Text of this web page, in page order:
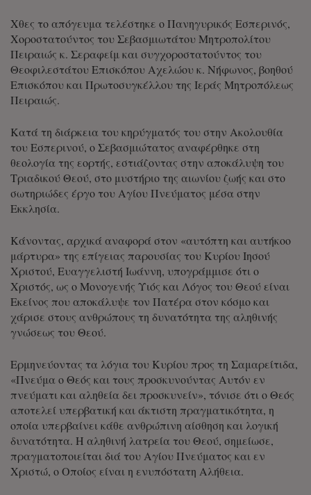
Χθες το απόγευμα τελέστηκε ο Πανηγυρικός Εσπερινός,
Χοροστατούντος του Σεβασμιωτάτου Μητροπολίτου
Πειραιώς κ. Σεραφείμ και συγχοροστατούντος του
Θεοφιλεστάτου Επισκόπου Αχελώου κ. Νήφωνος, βοηθού
Επισκόπου και Πρωτοσυγκέλλου της Ιεράς Μητροπόλεως
Πειραιώς.
Κατά τη διάρκεια του κηρύγματός του στην Ακολουθία
του Εσπερινού, ο Σεβασμιώτατος αναφέρθηκε στη
θεολογία της εορτής, εστιάζοντας στην αποκάλυψη του
Τριαδικού Θεού, στο μυστήριο της αιωνίου ζωής και στο
σωτηριώδες έργο του Αγίου Πνεύματος μέσα στην
Εκκλησία.
Κάνοντας, αρχικά αναφορά στον «αυτόπτη και αυτήκοο
μάρτυρα» της επίγειας παρουσίας του Κυρίου Ιησού
Χριστού, Ευαγγελιστή Ιωάννη, υπογράμμισε ότι ο
Χριστός, ως ο Μονογενής Υιός και Λόγος του Θεού είναι
Εκείνος που αποκάλυψε τον Πατέρα στον κόσμο και
χάρισε στους ανθρώπους τη δυνατότητα της αληθινής
γνώσεως του Θεού.
Ερμηνεύοντας τα λόγια του Κυρίου προς τη Σαμαρείτιδα,
«Πνεύμα ο Θεός και τους προσκυνούντας Αυτόν εν
πνεύματι και αληθεία δει προσκυνείν», τόνισε ότι ο Θεός
αποτελεί υπερβατική και άκτιστη πραγματικότητα, η
οποία υπερβαίνει κάθε ανθρώπινη αίσθηση και λογική
δυνατότητα. Η αληθινή λατρεία του Θεού, σημείωσε,
πραγματοποιείται διά του Αγίου Πνεύματος και εν
Χριστώ, ο Οποίος είναι η ενυπόστατη Αλήθεια.